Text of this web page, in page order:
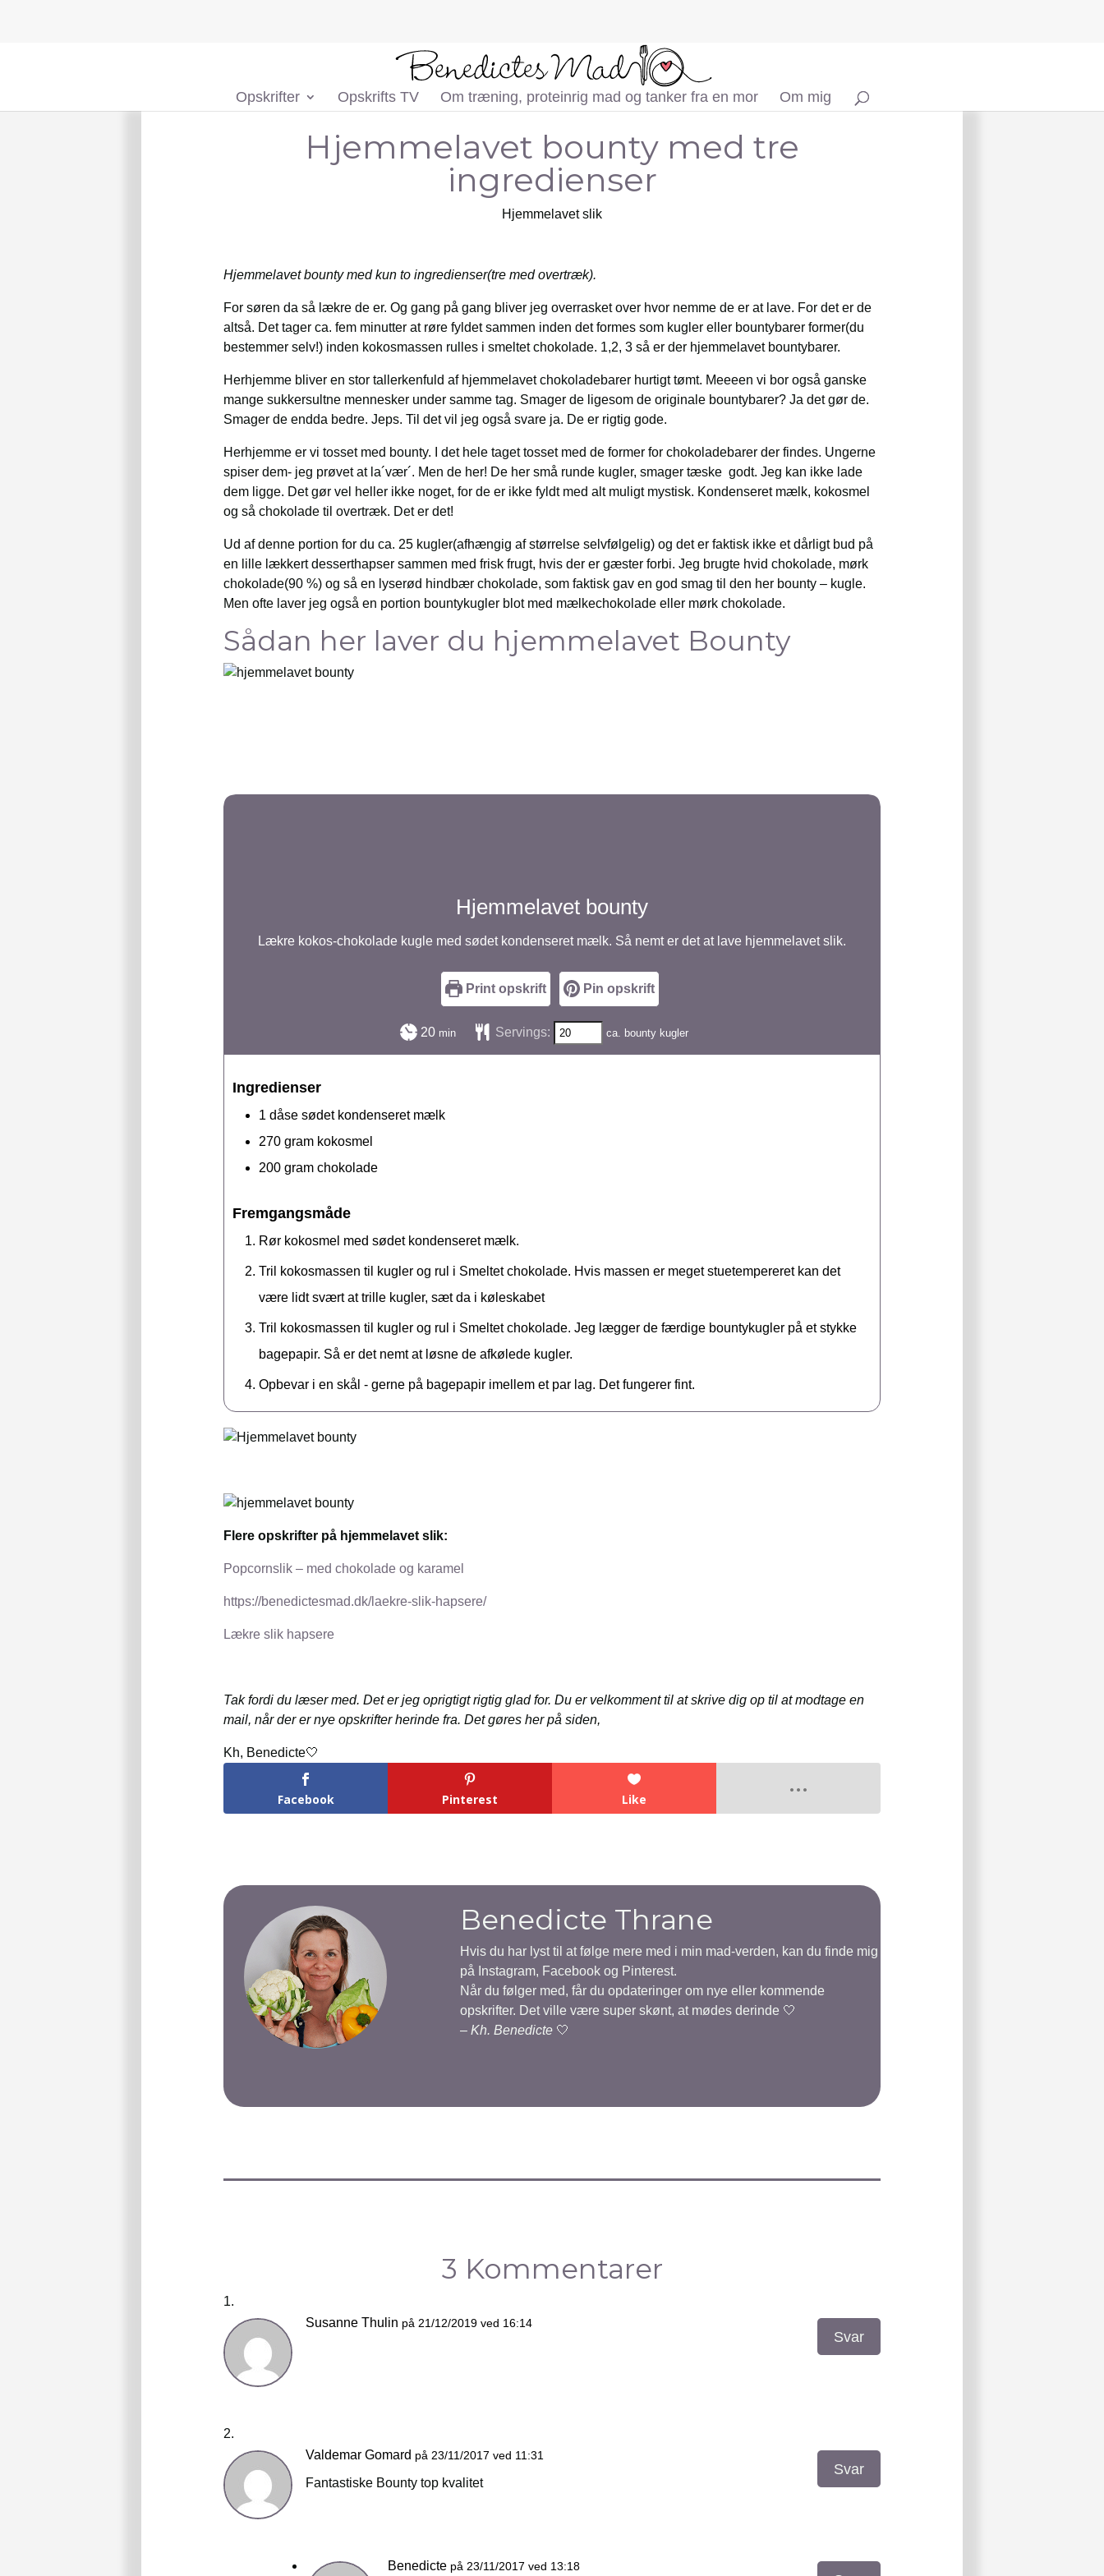
Opskrifter Opskrifts TV Om træning, proteinrig mad og tanker fra en mor Om mig
Hjemmelavet bounty med tre
ingredienser
Hjemmelavet slik
Hjemmelavet bounty med kun to ingredienser(tre med overtræk).
For søren da så lækre de er. Og gang på gang bliver jeg overrasket over hvor nemme de er at lave. For det er de
altså. Det tager ca. fem minutter at røre fyldet sammen inden det formes som kugler eller bountybarer former(du
bestemmer selv!) inden kokosmassen rulles i smeltet chokolade. 1,2, 3 så er der hjemmelavet bountybarer.
Herhjemme bliver en stor tallerkenfuld af hjemmelavet chokoladebarer hurtigt tømt. Meeeen vi bor også ganske
mange sukkersultne mennesker under samme tag. Smager de ligesom de originale bountybarer? Ja det gør de.
Smager de endda bedre. Jeps. Til det vil jeg også svare ja. De er rigtig gode.
Herhjemme er vi tosset med bounty. I det hele taget tosset med de former for chokoladebarer der findes. Ungerne
spiser dem- jeg prøvet at la´vær´. Men de her! De her små runde kugler, smager tæske godt. Jeg kan ikke lade
dem ligge. Det gør vel heller ikke noget, for de er ikke fyldt med alt muligt mystisk. Kondenseret mælk, kokosmel
og så chokolade til overtræk. Det er det!
Ud af denne portion for du ca. 25 kugler(afhængig af størrelse selvfølgelig) og det er faktisk ikke et dårligt bud på
en lille lækkert desserthapser sammen med frisk frugt, hvis der er gæster forbi. Jeg brugte hvid chokolade, mørk
chokolade(90 %) og så en lyserød hindbær chokolade, som faktisk gav en god smag til den her bounty – kugle.
Men ofte laver jeg også en portion bountykugler blot med mælkechokolade eller mørk chokolade.
Sådan her laver du hjemmelavet Bounty
Hjemmelavet bounty
Lækre kokos-chokolade kugle med sødet kondenseret mælk. Så nemt er det at lave hjemmelavet slik.
Print opskrift Pin opskrift
20minutter
min Servings: ca. bounty kugler
Ingredienser
1 dåse sødet kondenseret mælk
270 gram kokosmel
200 gram chokolade
Fremgangsmåde
Rør kokosmel med sødet kondenseret mælk.
Tril kokosmassen til kugler og rul i Smeltet chokolade. Hvis massen er meget stuetempereret kan det
være lidt svært at trille kugler, sæt da i køleskabet
Tril kokosmassen til kugler og rul i Smeltet chokolade. Jeg lægger de færdige bountykugler på et stykke
bagepapir. Så er det nemt at løsne de afkølede kugler.
Opbevar i en skål - gerne på bagepapir imellem et par lag. Det fungerer fint.
Flere opskrifter på hjemmelavet slik:
Popcornslik – med chokolade og karamel
https://benedictesmad.dk/laekre-slik-hapsere/
Lækre slik hapsere
Tak fordi du læser med. Det er jeg oprigtigt rigtig glad for. Du er velkomment til at skrive dig op til at modtage en
mail, når der er nye opskrifter herinde fra. Det gøres her på siden,
Kh, Benedicte🤍
Facebook Pinterest Like
Benedicte Thrane
Hvis du har lyst til at følge mere med i min mad-verden, kan du finde mig
på Instagram, Facebook og Pinterest.
Når du følger med, får du opdateringer om nye eller kommende
opskrifter. Det ville være super skønt, at mødes derinde 🤍
– Kh. Benedicte 🤍
3 Kommentarer
Susanne Thulin på 21/12/2019 ved 16:14
Svar
Valdemar Gomard på 23/11/2017 ved 11:31
Fantastiske Bounty top kvalitet
Svar
Benedicte på 23/11/2017 ved 13:18